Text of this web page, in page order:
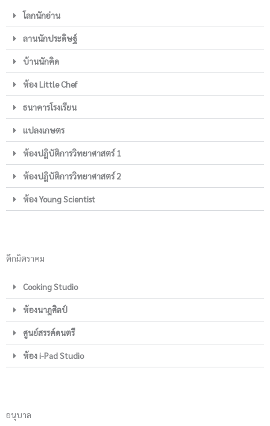
โลกนักอ่าน
ลานนักประดิษฐ์
บ้านนักคิด
ห้อง Little Chef
ธนาคารโรงเรียน
แปลงเกษตร
ห้องปฎิบัติการวิทยาศาสตร์ 1
ห้องปฎิบัติการวิทยาศาสตร์ 2
ห้อง Young Scientist
ตึกมิตราคม
Cooking Studio
ห้องนาฎศิลป์
ศูนย์สรรค์ดนตรี
ห้อง i-Pad Studio
อนุบาล